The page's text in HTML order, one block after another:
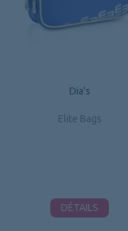
Dia's
Elite Bags
DÉTAILS